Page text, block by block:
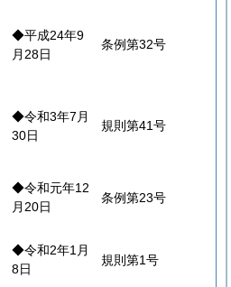
◆平成24年9
月28日
条例第32号
◆令和3年7月
30日
規則第41号
◆令和元年12
月20日
条例第23号
◆令和2年1月
8日
規則第1号